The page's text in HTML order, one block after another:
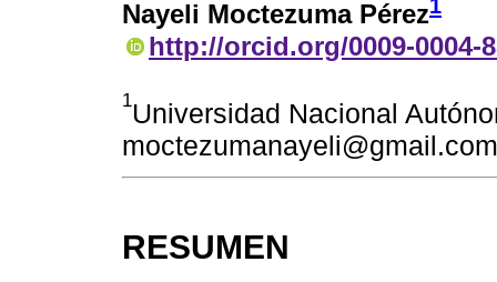
Nayeli Moctezuma Pérez1
http://orcid.org/0009-0004-
1Universidad Nacional
moctezumanayeli@gmail.com
RESUMEN